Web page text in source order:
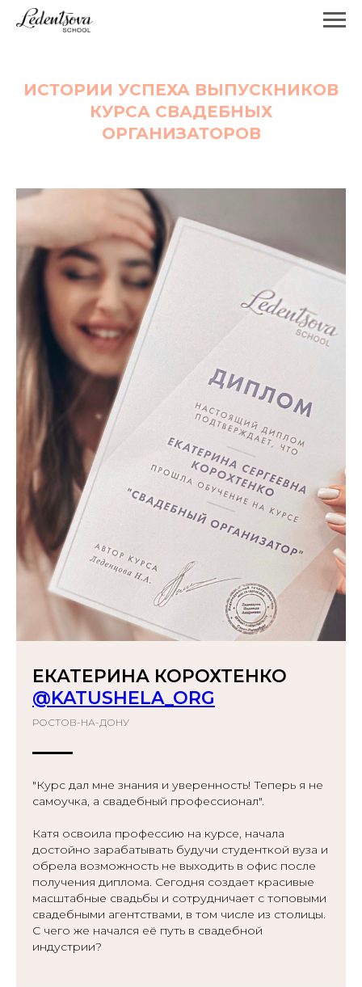
ИСТОРИИ УСПЕХА ВЫПУСКНИКОВ
КУРСА СВАДЕБНЫХ
ОРГАНИЗАТОРОВ
ЕКАТЕРИНА КОРОХТЕНКО
@KATUSHELA_ORG
РОСТОВ-НА-ДОНУ
"Курс дал мне знания и уверенность! Теперь я не
самоучка, а свадебный профессионал".
Катя освоила профессию на курсе, начала
достойно зарабатывать будучи студенткой вуза и
обрела возможность не выходить в офис после
получения диплома. Сегодня создает красивые
масштабные свадьбы и сотрудничает с топовыми
свадебными агентствами, в том числе из столицы.
С чего же начался её путь в свадебной
индустрии?